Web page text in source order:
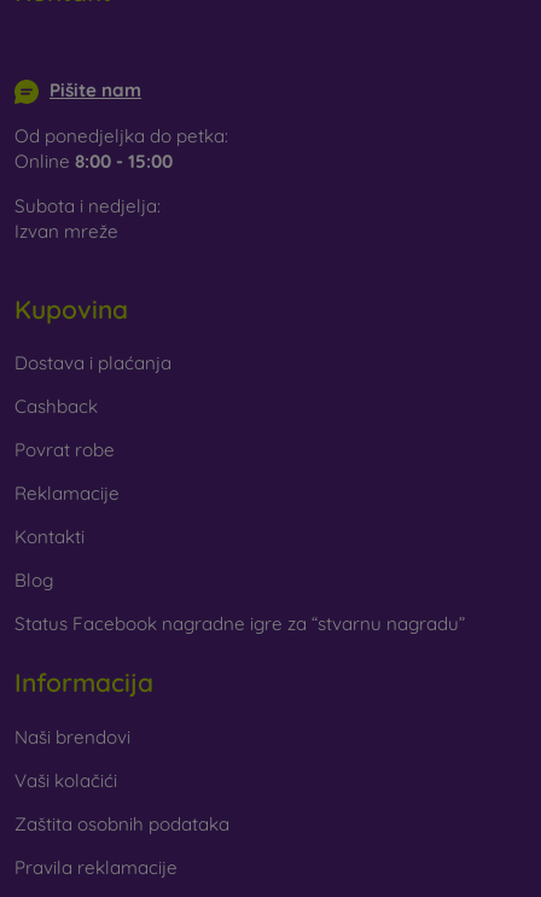
Pišite nam
Od ponedjeljka do petka:
Online 8:00 - 15:00
Subota i nedjelja:
Izvan mreže
Kupovina
Dostava i plaćanja
Cashback
Povrat robe
Reklamacije
Kontakti
Blog
Status Facebook nagradne igre za “stvarnu nagradu”
Informacija
Naši brendovi
Vaši kolačići
Zaštita osobnih podataka
Pravila reklamacije